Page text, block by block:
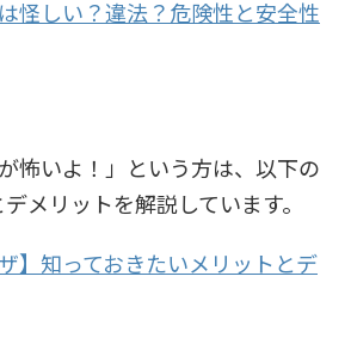
怪しい？違法？危険性と安全性
怖いよ！」という方は、以下の
メリットを解説しています。
】知っておきたいメリットとデ